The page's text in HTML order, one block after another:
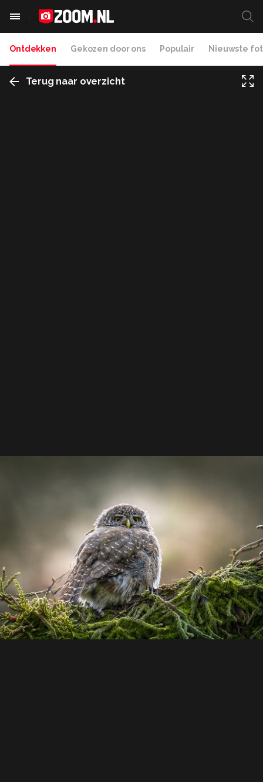
Ontdekken Gekozen door ons Populair Nieuwste
Terug naar overzicht